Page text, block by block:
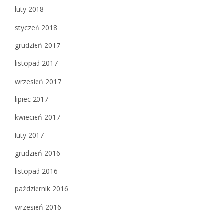
luty 2018
styczeń 2018
grudzień 2017
listopad 2017
wrzesień 2017
lipiec 2017
kwiecień 2017
luty 2017
grudzień 2016
listopad 2016
październik 2016
wrzesień 2016